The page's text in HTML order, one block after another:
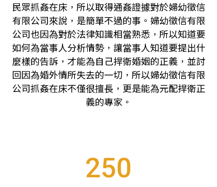
民眾抓姦在床，所以取得通姦證據對於婦幼徵信
有限公司來說，是簡單不過的事。婦幼徵信有限
公司也因為對於法律知識相當熟悉，所以知道要
如何為當事人分析情勢，讓當事人知道要提出什
麼樣的告訴，才能為自己捍衛婚姻的正義，並討
回因為婚外情所失去的一切，所以婦幼徵信有限
公司抓姦在床不僅很擅長，更是能為元配捍衛正
義的專家。
250